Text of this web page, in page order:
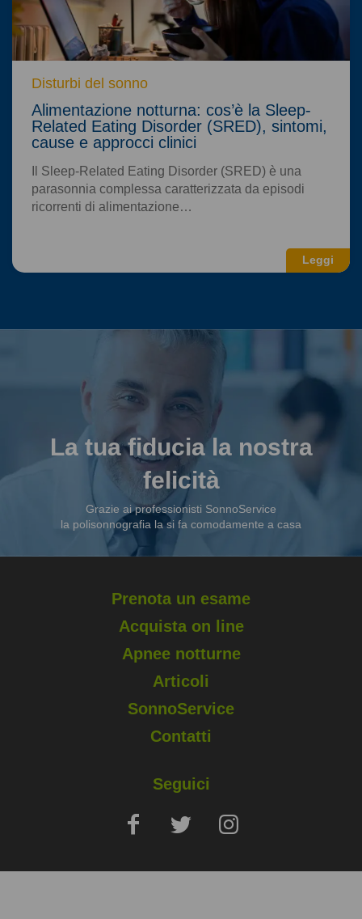
Leggi
Disturbi del sonno
Alimentazione notturna: cos’è la Sleep-
Related Eating Disorder (SRED), sintomi,
cause e approcci clinici
Il Sleep-Related Eating Disorder (SRED) è una
parasonnia complessa caratterizzata da episodi
ricorrenti di alimentazione…
La tua fiducia la nostra
felicità
Grazie ai professionisti SonnoService
la polisonnografia la si fa comodamente a casa
Prenota un esame
Acquista on line
Apnee notturne
Articoli
SonnoService
Contatti
Seguici